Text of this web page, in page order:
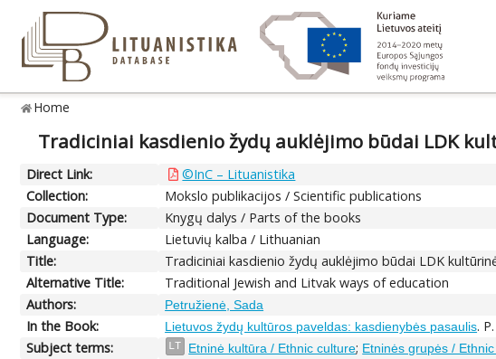
Home
Tradiciniai kasdienio žydų auklėjimo būdai LDK
Direct Link:
©InC – Lituanistika
Collection:
Mokslo publikacijos / Scientific publications
Document Type:
Knygų dalys / Parts of the books
Language:
Lietuvių kalba / Lithuanian
Title:
Tradiciniai kasdienio žydų auklėjimo būdai LDK
Alternative Title:
Traditional Jewish and Litvak ways of education
Authors:
Petružienė, Sada
In the Book: Lietuvos žydų kultūros paveldas: kasdienybės pasaulis.
Subject terms:
LT Etninė kultūra / Ethnic culture; Etninės grupės / Ethnic